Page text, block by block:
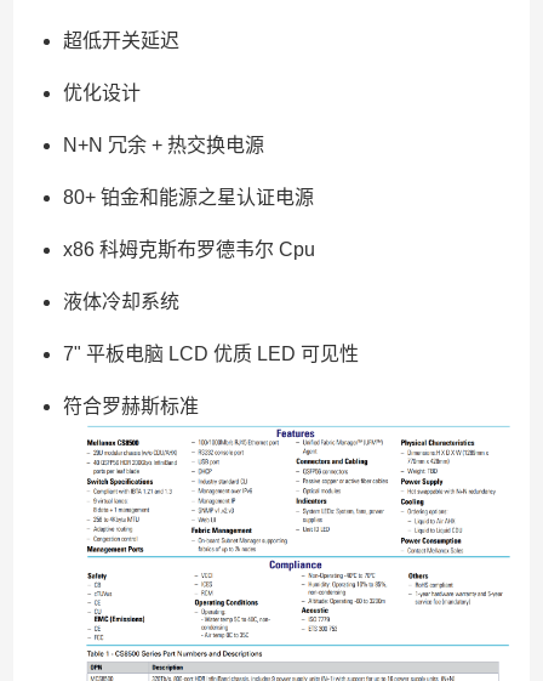
超低开关延迟
优化设计
N+N 冗余 + 热交换电源
80+ 铂金和能源之星认证电源
x86 科姆克斯布罗德韦尔 Cpu
液体冷却系统
7" 平板电脑 LCD 优质 LED 可见性
符合罗赫斯标准